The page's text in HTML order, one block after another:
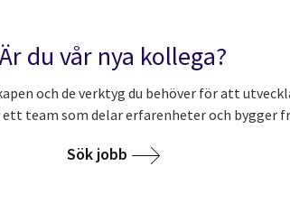
Är du vår nya kollega?
och de verktyg du behöver för att
team som delar erfarenheter och bygger
Sök jobb